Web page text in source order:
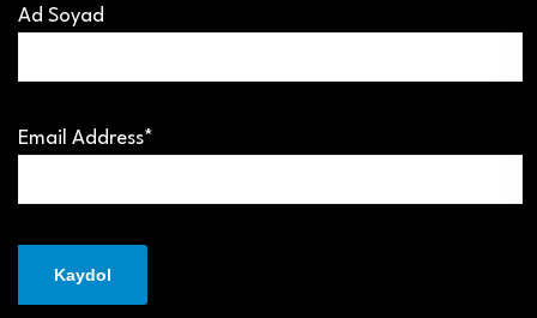
Ad Soyad
Email Address*